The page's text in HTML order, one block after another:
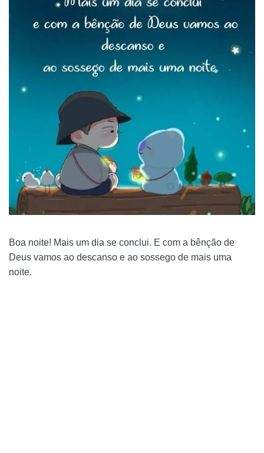
Boa noite! Mais um dia se conclui. E com a bênção de
Deus vamos ao descanso e ao sossego de mais uma
noite.